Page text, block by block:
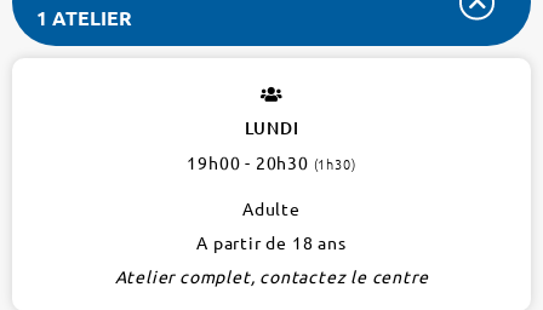
1 ATELIER
LUNDI
19h00 - 20h30 (1h30)
Adulte
A partir de 18 ans
Atelier complet, contactez le centre